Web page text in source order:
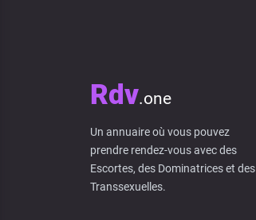
Rdv.one
Un annuaire où vous pouvez
prendre rendez-vous avec des
Escortes, des Dominatrices et des
Transsexuelles.